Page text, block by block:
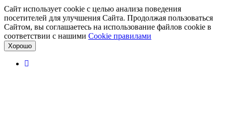
Сайт использует cookie с целью анализа поведения
посетителей для улучшения Сайта. Продолжая пользоваться
Сайтом, вы соглашаетесь на использование файлов cookie в
соответствии с нашими Cookiе правилами
Хорошо